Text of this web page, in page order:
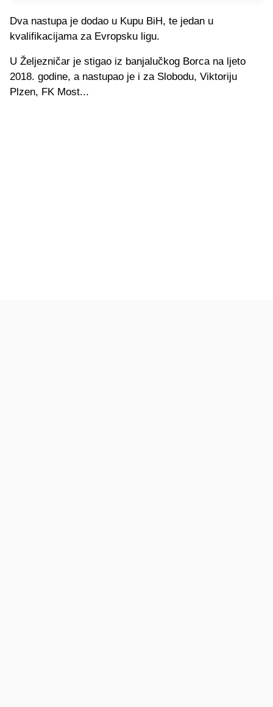
Dva nastupa je dodao u Kupu BiH, te jedan u
kvalifikacijama za Evropsku ligu.
U Željezničar je stigao iz banjalučkog Borca na ljeto
2018. godine, a nastupao je i za Slobodu, Viktoriju
Plzen, FK Most...